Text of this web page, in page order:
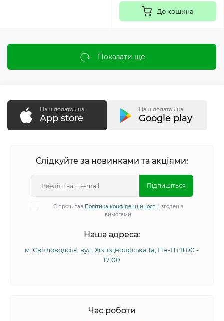
До кошика
Показати ще
Наш додаток на
App store
Наш додаток на
Google play
Слідкуйте за новинками та акціями:
Підпишіться
Я прочитав Політика конфіденційності і згоден з
вимогами
Наша адреса:
м. Світловодськ, вул. Холодноярська 1а, Пн-Пт 8:00 -
17:00
Час роботи